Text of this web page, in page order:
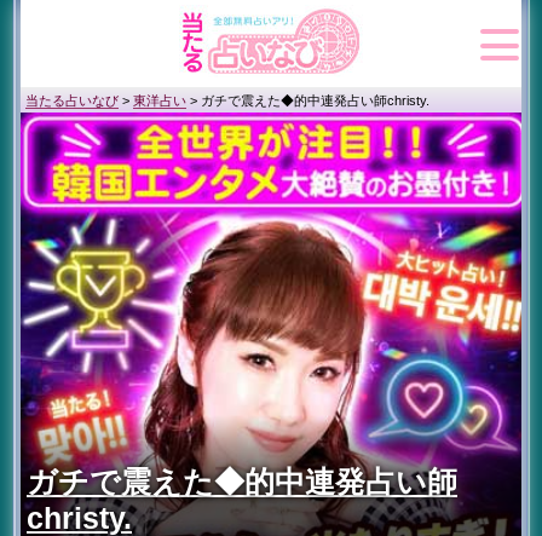
当たる占いなび >東洋占い > ガチで震えた◆的中連発占い師christy.
ガチで震えた◆的中連発占い師
christy.